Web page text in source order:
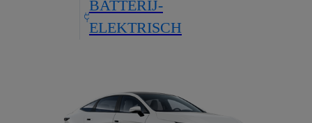
BATTERIJ-
ELEKTRISCH